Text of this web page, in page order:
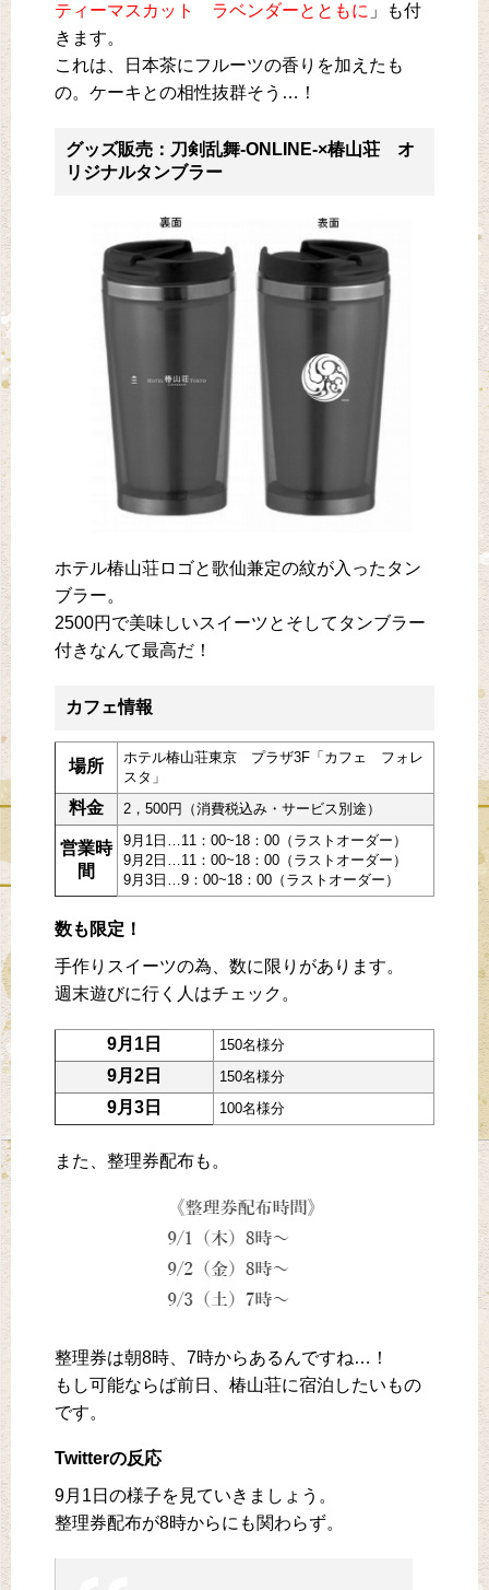
ティーマスカット ラベンダーとともに 」も付
きます。
これは、日本茶にフルーツの香りを加えたも
の。ケーキとの相性抜群そう…！
グッズ販売：刀剣乱舞-ONLINE-×椿山荘 オ
リジナルタンブラー
ホテル椿山荘ロゴと歌仙兼定の紋が入ったタン
ブラー。
2500円で美味しいスイーツとそしてタンブラー
付きなんて最高だ！
カフェ情報
場所
ホテル椿山荘東京 プラザ3F「カフェ フォレ
スタ」
料金 2，500円（消費税込み・サービス別途）
営業時
間
9月1日…11：00~18：00（ラストオーダー）
9月2日…11：00~18：00（ラストオーダー）
9月3日…9：00~18：00（ラストオーダー）
数も限定！
手作りスイーツの為、数に限りがあります。
週末遊びに行く人はチェック。
9月1日 150名様分
9月2日 150名様分
9月3日 100名様分
また、整理券配布も。
整理券は朝8時、7時からあるんですね…！
もし可能ならば前日、椿山荘に宿泊したいもの
です。
Twitterの反応
9月1日の様子を見ていきましょう。
整理券配布が8時からにも関わらず。